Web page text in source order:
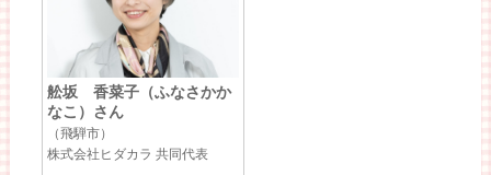
舩坂 香菜子（ふなさかか
なこ）さん
（飛騨市）
株式会社ヒダカラ 共同代表